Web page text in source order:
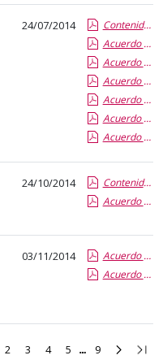
24/07/2014
Contenido de la Publicación
Acuerdo 27-14 aprobación Memoria Actividades C.S. 2013
Acuerdo 26-14 aprobación Complementos Retributivos P.D.I
Acuerdo 25-14 aprobación Expedientes Ejercicio 2014
Acuerdo 24-14 aprobación Liquidación P.UVA y FUNGE 2013
Acuerdo 23-14 aprobación Expediente Ejercicio 2013
Acuerdo 22-14 informe Rector de Expedientes Ejercicio 2013
24/10/2014
Contenido de la Publicación
Acuerdo 35-14 Aprobación Tasas Títulos Propios
03/11/2014
Acuerdo 37-14 Distribución Provis. Becas C.S. 2014-15
Acuerdo 36-14 Distribución Definitiva Becas Ministerio
2Ir
3 4Ir
5 9Ir
Ir
Ir